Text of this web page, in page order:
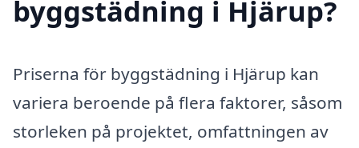
byggstädning i Hjärup?
Priserna för byggstädning i Hjärup kan
variera beroende på flera faktorer, såsom
storleken på projektet, omfattningen av